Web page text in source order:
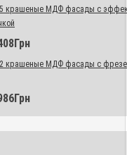
крашеные МДФ фасады с
крашеные МДФ фасады с